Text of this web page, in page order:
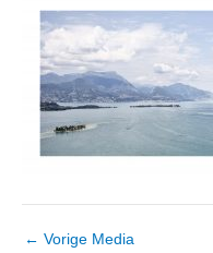
← Vorige Media